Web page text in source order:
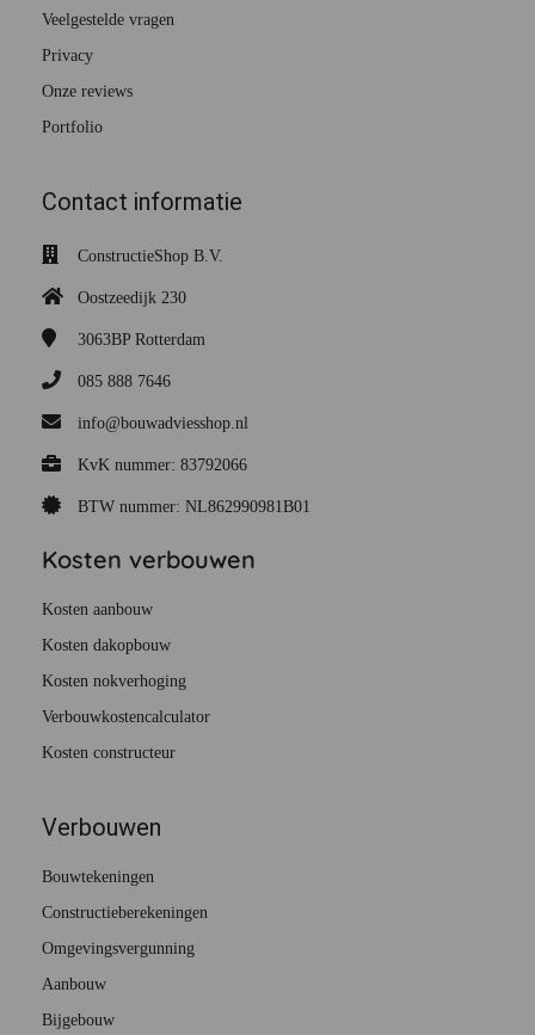
Veelgestelde vragen
Privacy
Onze reviews
Portfolio
Contact informatie
ConstructieShop B.V.
Oostzeedijk 230
3063BP Rotterdam
085 888 7646
info@bouwadviesshop.nl
KvK nummer: 83792066
BTW nummer: NL862990981B01
Kosten verbouwen
Kosten aanbouw
Kosten dakopbouw
Kosten nokverhoging
Verbouwkostencalculator
Kosten constructeur
Verbouwen
Bouwtekeningen
Constructieberekeningen
Omgevingsvergunning
Aanbouw
Bijgebouw